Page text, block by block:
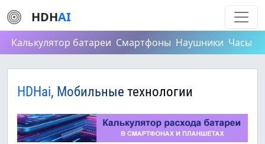
HDHAI
Калькулятор батареи Смартфоны Наушники Часы
HDHai, Мобильные технологии